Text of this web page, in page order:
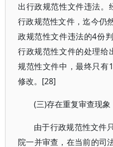
出行政规范性文件违法。
行政规范性文件，迄今仍
政规范性文件违法的4份
行政规范性文件的处理给
规范性文件中，最终只有
修改。[28]
(三)存在重复审查现象
由于行政规范性文件
院一并审查，在当前的司